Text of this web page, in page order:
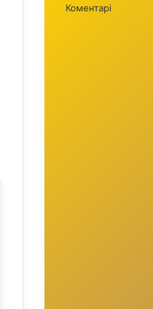
Коментарі